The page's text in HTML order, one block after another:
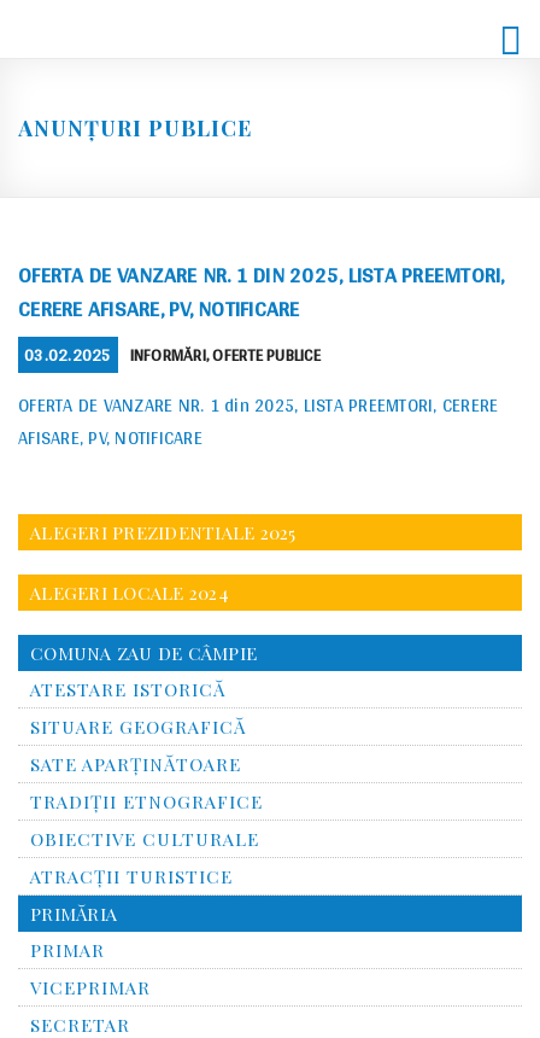
ANUNȚURI PUBLICE
OFERTA DE VANZARE NR. 1 DIN 2025, LISTA PREEMTORI,
CERERE AFISARE, PV, NOTIFICARE
POSTED
ON
03.02.2025 CATEGORIES
INFORMĂRI,OFERTE PUBLICE
OFERTA DE VANZARE NR. 1 din 2025, LISTA PREEMTORI, CERERE
AFISARE, PV, NOTIFICARE
ALEGERI PREZIDENTIALE 2025
ALEGERI LOCALE 2024
COMUNA ZAU DE CÂMPIE
ATESTARE ISTORICĂ
SITUARE GEOGRAFICĂ
SATE APARȚINĂTOARE
TRADIȚII ETNOGRAFICE
OBIECTIVE CULTURALE
ATRACȚII TURISTICE
PRIMĂRIA
PRIMAR
VICEPRIMAR
SECRETAR